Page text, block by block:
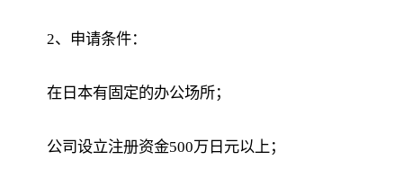
2、申请条件：
在日本有固定的办公场所；
公司设立注册资金500万日元以上；